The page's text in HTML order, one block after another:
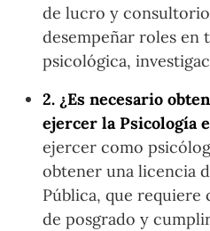
de lucro y
desempeñar roles en
psicológica,
2. ¿Es necesario
ejercer la Psicología
ejercer como
obtener una licencia
Pública, que
de posgrado y